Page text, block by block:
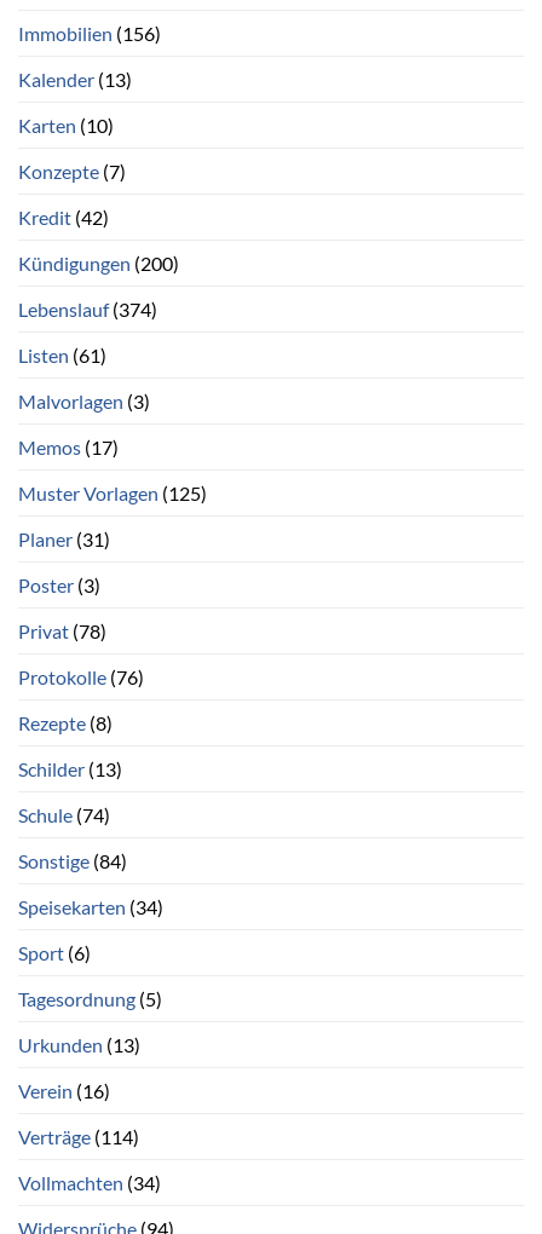
Immobilien (156)
Kalender (13)
Karten (10)
Konzepte (7)
Kredit (42)
Kündigungen (200)
Lebenslauf(374)
Listen (61)
Malvorlagen (3)
Memos (17)
Muster Vorlagen (125)
Planer (31)
Poster (3)
Privat (78)
Protokolle (76)
Rezepte (8)
Schilder (13)
Schule (74)
Sonstige (84)
Speisekarten (34)
Sport (6)
Tagesordnung (5)
Urkunden (13)
Verein (16)
Verträge (114)
Vollmachten (34)
Widersprüche (94)